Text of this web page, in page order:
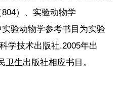
）、实验动物学
实验动物学参考书目为实验
学技术出版社.2005年出
生出版社相应书目。